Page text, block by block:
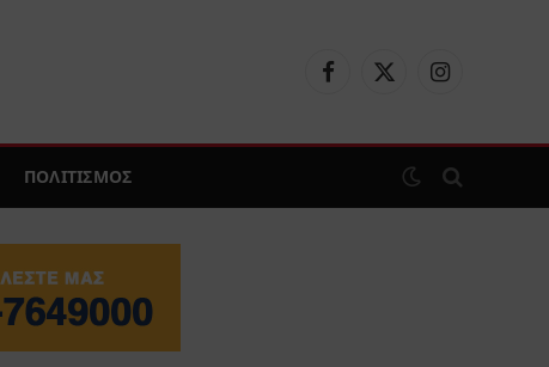
Facebook
X
Instagram
ΠΟΛΙΤΙΣΜΟΣ